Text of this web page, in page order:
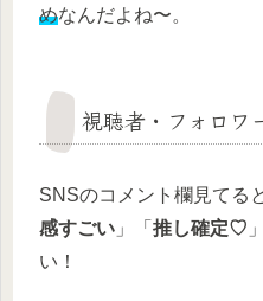
めなんだよね〜。
視聴者・フォロワ
SNSのコメント欄見てる
感すごい 」「 推し確定♡
い！